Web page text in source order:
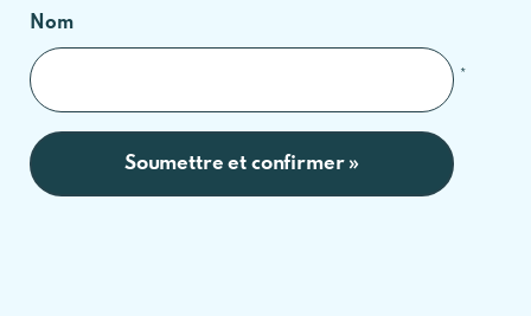
Nom
*